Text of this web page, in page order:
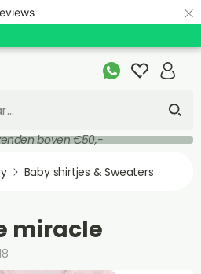
×
boven €50,-
Baby shirtjes & Sweaters
miracle